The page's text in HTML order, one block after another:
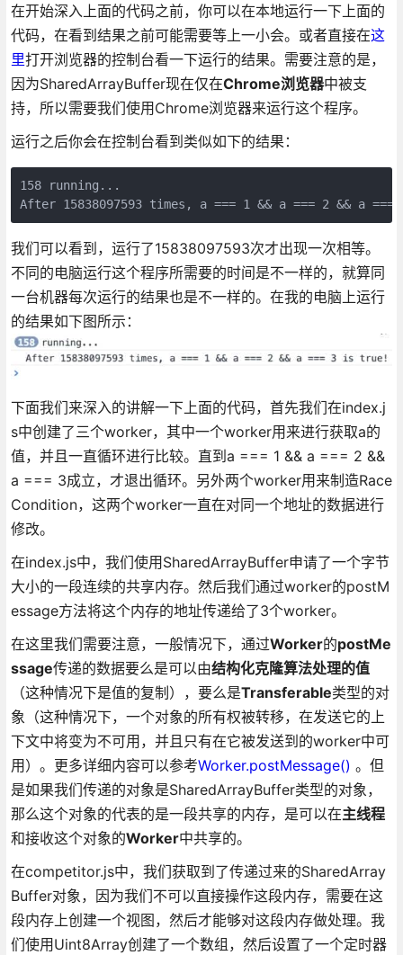
在开始深入上面的代码之前，你可以在本地运行一下上面的
代码，在看到结果之前可能需要等上一小会。或者直接在这
里打开浏览器的控制台看一下运行的结果。需要注意的是，
因为SharedArrayBuffer现在仅在Chrome浏览器中被支
持，所以需要我们使用Chrome浏览器来运行这个程序。
运行之后你会在控制台看到类似如下的结果：
158 running...
After 15838097593 times, a === 1 && a === 2 && a
我们可以看到，运行了15838097593次才出现一次相等。
不同的电脑运行这个程序所需要的时间是不一样的，就算同
一台机器每次运行的结果也是不一样的。在我的电脑上运行
的结果如下图所示：
下面我们来深入的讲解一下上面的代码，首先我们在index.j
s中创建了三个worker，其中一个worker用来进行获取a的
值，并且一直循环进行比较。直到a === 1 && a === 2 &&
a === 3成立，才退出循环。另外两个worker用来制造Race
Condition，这两个worker一直在对同一个地址的数据进行
修改。
在index.js中，我们使用SharedArrayBuffer申请了一个字节
大小的一段连续的共享内存。然后我们通过worker的postM
essage方法将这个内存的地址传递给了3个worker。
在这里我们需要注意，一般情况下，通过Worker的postMe
ssage传递的数据要么是可以由结构化克隆算法处理的值
（这种情况下是值的复制），要么是Transferable类型的对
象（这种情况下，一个对象的所有权被转移，在发送它的上
下文中将变为不可用，并且只有在它被发送到的worker中可
用）。更多详细内容可以参考Worker.postMessage() 。但
是如果我们传递的对象是SharedArrayBuffer类型的对象，
那么这个对象的代表的是一段共享的内存，是可以在主线程
和接收这个对象的Worker中共享的。
在competitor.js中，我们获取到了传递过来的SharedArray
Buffer对象，因为我们不可以直接操作这段内存，需要在这
段内存上创建一个视图，然后才能够对这段内存做处理。我
们使用Uint8Array创建了一个数组，然后设置了一个定时器